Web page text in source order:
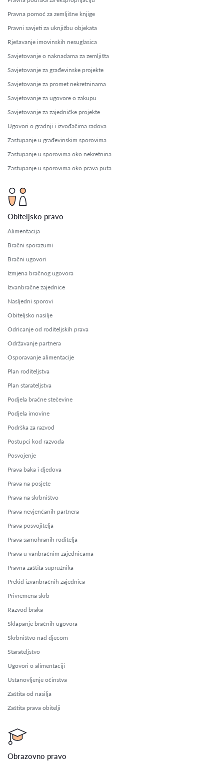
Pravna pomoć za zemljišne knjige
Pravni savjeti za uknjižbu objekata
Rješavanje imovinskih nesuglasica
Savjetovanje o naknadama za zemljišta
Savjetovanje za građevinske projekte
Savjetovanje za promet nekretninama
Savjetovanje za ugovore o zakupu
Savjetovanje za zajedničke projekte
Ugovori o gradnji i izvođačima radova
Zastupanje u građevinskim sporovima
Zastupanje u sporovima oko nekretnina
Zastupanje u sporovima oko prava puta
Obiteljsko pravo
Alimentacija
Bračni sporazumi
Bračni ugovori
Izmjena bračnog ugovora
Izvanbračne zajednice
Nasljedni sporovi
Obiteljsko nasilje
Odricanje od roditeljskih prava
Održavanje partnera
Osporavanje alimentacije
Plan roditeljstva
Plan starateljstva
Podjela bračne stečevine
Podjela imovine
Podrška za razvod
Postupci kod razvoda
Posvojenje
Prava baka i djedova
Prava na posjete
Prava na skrbništvo
Prava nevjenčanih partnera
Prava posvojitelja
Prava samohranih roditelja
Prava u vanbračnim zajednicama
Pravna zaštita supružnika
Prekid izvanbračnih zajednica
Privremena skrb
Razvod braka
Sklapanje bračnih ugovora
Skrbništvo nad djecom
Starateljstvo
Ugovori o alimentaciji
Ustanovljenje očinstva
Zaštita od nasilja
Zaštita prava obitelji
Obrazovno pravo